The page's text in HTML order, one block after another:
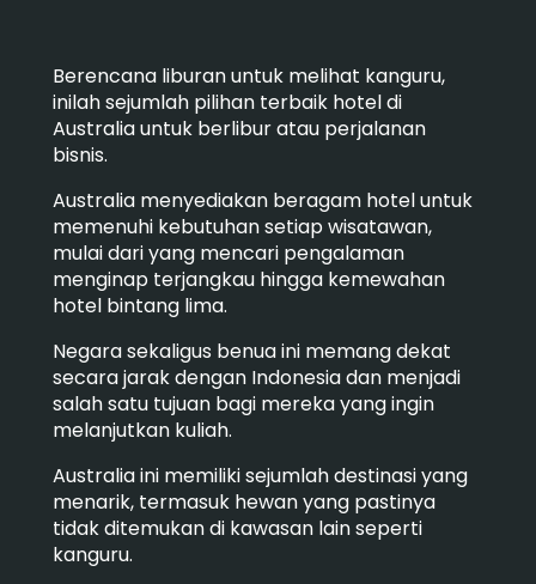
Berencana liburan untuk melihat kanguru,
inilah sejumlah pilihan terbaik hotel di
Australia untuk berlibur atau perjalanan
bisnis.
Australia menyediakan beragam hotel untuk
memenuhi kebutuhan setiap wisatawan,
mulai dari yang mencari pengalaman
menginap terjangkau hingga kemewahan
hotel bintang lima.
Negara sekaligus benua ini memang dekat
secara jarak dengan Indonesia dan menjadi
salah satu tujuan bagi mereka yang ingin
melanjutkan kuliah.
Australia ini memiliki sejumlah destinasi yang
menarik, termasuk hewan yang pastinya
tidak ditemukan di kawasan lain seperti
kanguru.